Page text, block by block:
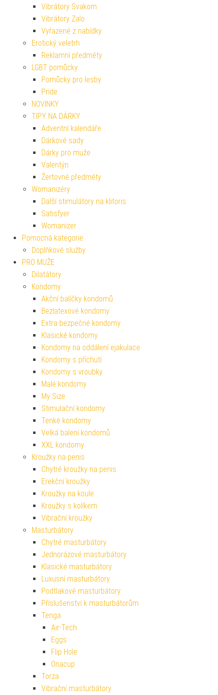
Vibrátory Svakom
Vibrátory Zalo
Vyřazené z nabídky
Erotický veletrh
Reklamní předměty
LGBT pomůcky
Pomůcky pro lesby
Pride
NOVINKY
TIPY NA DÁRKY
Adventní kalendáře
Dárkové sady
Dárky pro muže
Valentýn
Žertovné předměty
Womanizéry
Další stimulátory na klitoris
Satisfyer
Womanizer
Pomocná kategorie
Doplňkové služby
PRO MUŽE
Dilatátory
Kondomy
Akční balíčky kondomů
Bezlatexové kondomy
Extra bezpečné kondomy
Klasické kondomy
Kondomy na oddálení ejakulace
Kondomy s příchutí
Kondomy s vroubky
Malé kondomy
My Size
Stimulační kondomy
Tenké kondomy
Velká balení kondomů
XXL kondomy
Kroužky na penis
Chytré kroužky na penis
Erekční kroužky
Kroužky na koule
Kroužky s kolíkem
Vibrační kroužky
Masturbátory
Chytré masturbátory
Jednorázové masturbátory
Klasické masturbátory
Luxusní masturbátory
Podtlakové masturbátory
Příslušenství k masturbátorům
Tenga
Air-Tech
Eggs
Flip Hole
Onacup
Torza
Vibrační masturbátory